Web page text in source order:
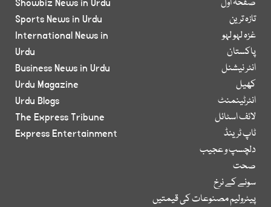
صفحۂ اول
تازہ ترین
غزہ لہو لہو
پاکستان
انٹر نیشنل
کھیل
انٹرٹینمنٹ
لائف اسٹائل
ٹاپ ٹرینڈ
دلچسپ و عجیب
صحت
سونے کے نرخ
پیٹرولیم مصنوعات کی قیمتیں
Showbiz News in Urdu
Sports News in Urdu
International News in
Urdu
Business News in Urdu
Urdu Magazine
Urdu Blogs
The Express Tribune
Express Entertainment